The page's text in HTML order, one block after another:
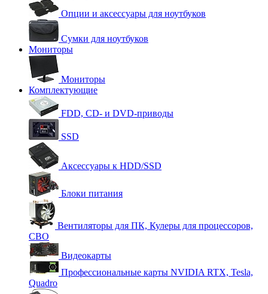
Опции и аксессуары для ноутбуков
Сумки для ноутбуков
Мониторы
Мониторы
Комплектующие
FDD, CD- и DVD-приводы
SSD
Аксессуары к HDD/SSD
Блоки питания
Вентиляторы для ПК, Кулеры для процессоров,
СВО
Видеокарты
Профессиональные карты NVIDIA RTX, Tesla,
Quadro